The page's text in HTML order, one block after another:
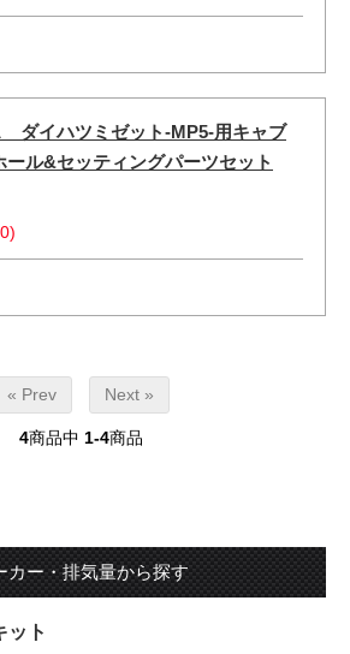
ダイハツミゼット-MP5-用キャブ
ール&セッティングパーツセット
« Prev Next »
4商品中 1-4商品
カー・排気量から探す
ット